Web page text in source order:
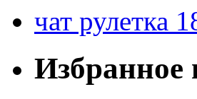
чат рулетка
Избранное